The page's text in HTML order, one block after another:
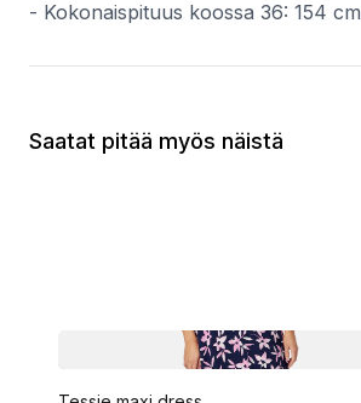
- Kokonaispituus koossa 36: 154 cm
Saatat pitää myös näistä